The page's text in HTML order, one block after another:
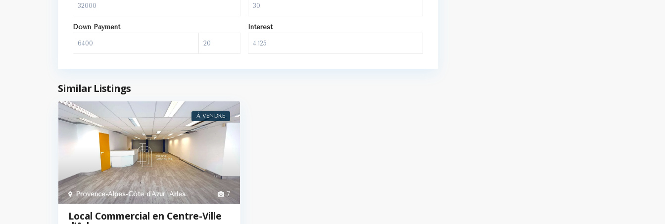
Down Payment Interest
Similar Listings
7
Provence-Alpes-Côte d'Azur,Arles
À VENDRE
Local Commercial en Centre-Ville